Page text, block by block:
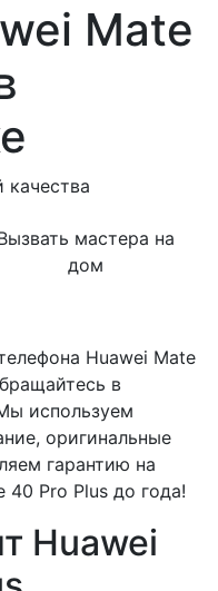
Mate
качества
мастера на
дом
Huawei Mate
в
используем
оригинальные
гарантию на
40 Pro Plus до года!
Huawei